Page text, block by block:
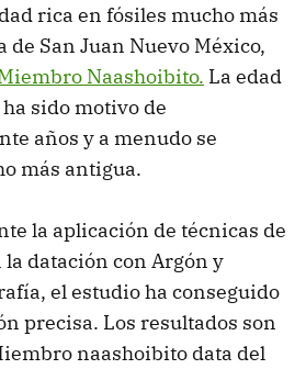
rica en fósiles mucho más
de San Juan Nuevo México,
Naashoibito. La edad
sido motivo de
años y a menudo se
más antigua.
la aplicación de técnicas de
datación con Argón y
el estudio ha conseguido
precisa. Los resultados son
naashoibito data del